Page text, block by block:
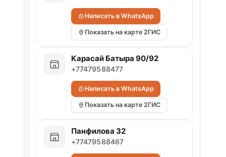
Написать в WhatsApp
Показать на карте 2ГИС
Карасай Батыра 90/92
+77479588477
Написать в WhatsApp
Показать на карте 2ГИС
Панфилова 32
+77479588467